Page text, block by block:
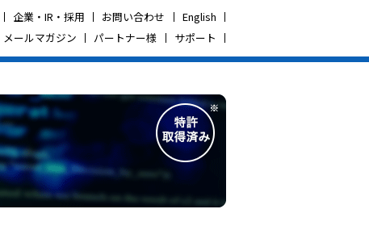
企業・IR・採用 お問い合わせ
English
メールマガジン パートナー様 サポート